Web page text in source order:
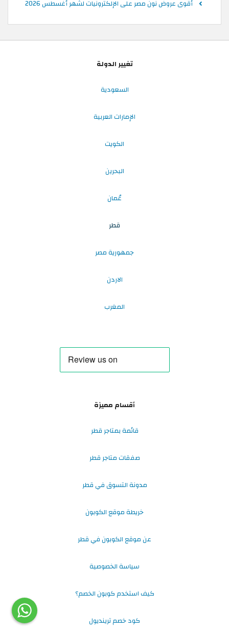
أقوى عروض نون مصر على الإلكترونيات لشهر أغسطس 2026
تغيير الدولة
السعودية
الإمارات العربية
الكويت
البحرين
عُمان
قطر
جمهورية مصر
الاردن
المغرب
أقسام مميزة
قائمة بمتاجر قطر
صفقات متاجر قطر
مدونة التسوق في قطر
خريطة موقع الكوبون
عن موقع الكوبون في قطر
سياسة الخصوصية
كيف استخدم كوبون الخصم؟
كود خصم ترينديول